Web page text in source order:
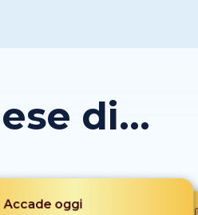
di...
Accade oggi